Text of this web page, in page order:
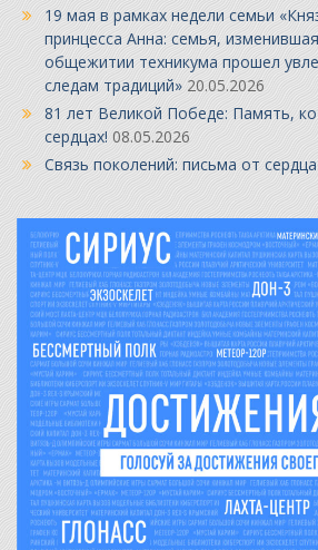
19 мая в рамках недели семьи
принцесса Анна: семья,
общежитии техникума прошел
следам традиций» 20.05.2026
81 лет Великой Победе: Память,
сердцах! 08.05.2026
Связь поколений: письма от сердца